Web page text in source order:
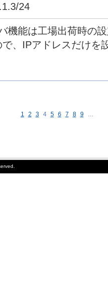
24
機能は工場出荷時の
、IPアドレスだけを
1 2 3 4 5 6 7 8 9 …